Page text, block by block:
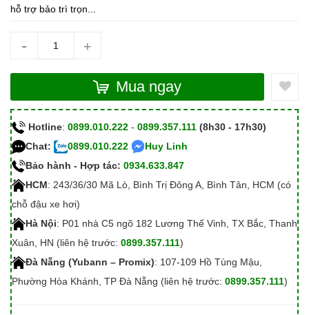
hỗ trợ bảo trì trọn...
- +
Mua ngay
Hotline: 0899.010.222 - 0899.357.111 (8h30 - 17h30)
Chat:
0899.010.222
Huy Linh
Bảo hành - Hợp tác: 0934.633.847
HCM: 243/36/30 Mã Lò, Bình Trị Đông A, Bình Tân, HCM (có
chỗ đậu xe hơi)
Hà Nội: P01 nhà C5 ngõ 182 Lương Thế Vinh, TX Bắc, Thanh
Xuân, HN (liên hệ trước: 0899.357.111)
Đà Nẵng (Yubann – Promix): 107-109 Hồ Tùng Mậu,
Phường Hòa Khánh, TP Đà Nẵng (liên hệ trước: 0899.357.111)